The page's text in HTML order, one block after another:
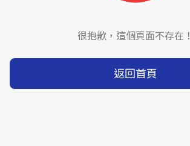
很抱歉，這個頁面不存在！
返回首頁